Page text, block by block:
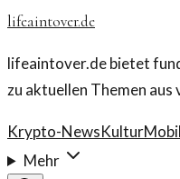
lifeaintover.de
lifeaintover.de bietet
zu aktuellen Themen
Krypto-NewsKultur
Mehr